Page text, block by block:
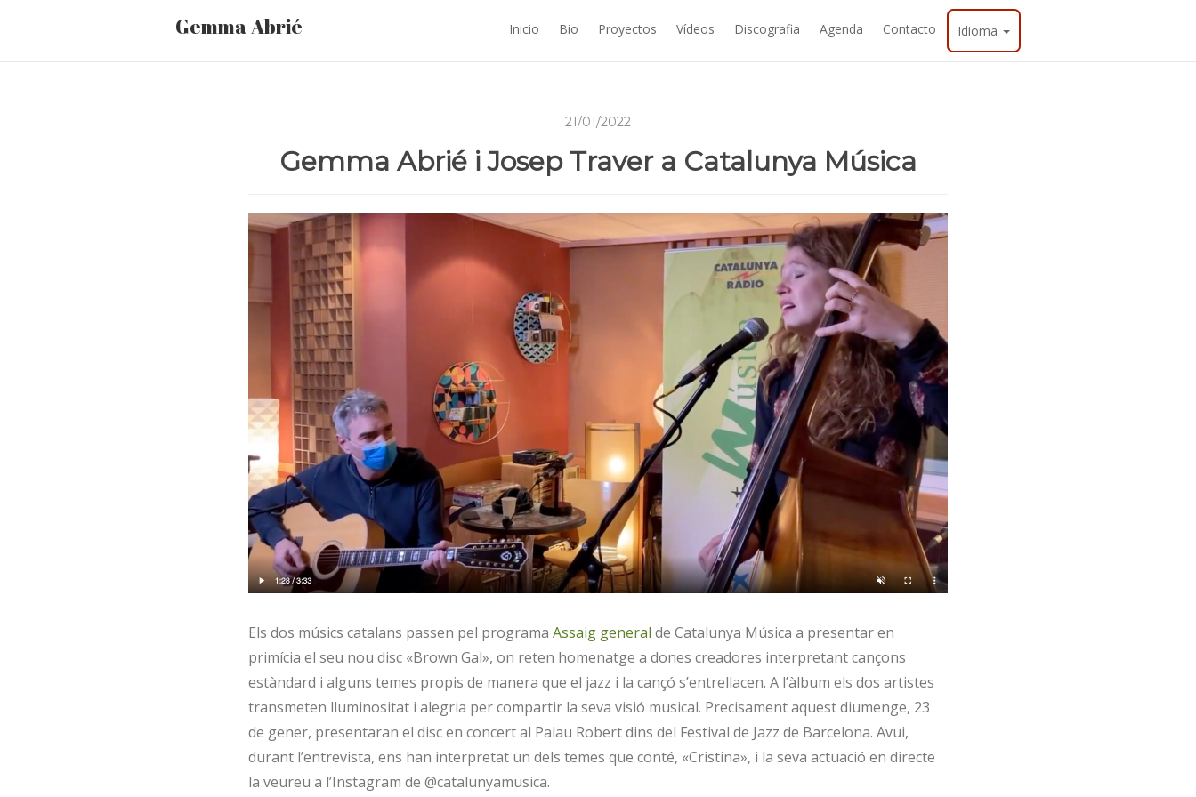
Gemma Abrié Inicio Bio Proyectos Vídeos Discografia Agenda Contacto Idioma
21/01/2022
Gemma Abrié i Josep Traver a Catalunya Música
Els dos músics catalans passen pel programa Assaig general de Catalunya Música a presentar en
primícia el seu nou disc «Brown Gal», on reten homenatge a dones creadores interpretant cançons
estàndard i alguns temes propis de manera que el jazz i la cançó s’entrellacen. A l’àlbum els dos artistes
transmeten lluminositat i alegria per compartir la seva visió musical. Precisament aquest diumenge, 23
de gener, presentaran el disc en concert al Palau Robert dins del Festival de Jazz de Barcelona. Avui,
durant l’entrevista, ens han interpretat un dels temes que conté, «Cristina», i la seva actuació en directe
la veureu a l’Instagram de @catalunyamusica.